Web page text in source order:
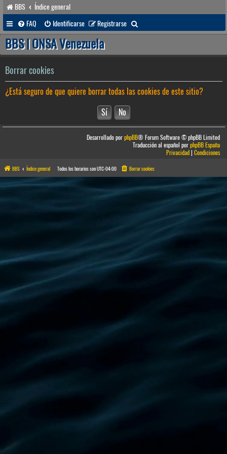
BBS
Índice general
FAQ
Identificarse Registrarse
u
a
r
BBS | ONSA Venezuela
Borrar cookies
¿Está seguro de que quiere borrar todas las cookies de este sitio?
Desarrollado porphpBB® Forum Software © phpBB Limited
Traducción al español porphpBB España
Privacidad|Condiciones
BBS Índice general Todos los horarios sonUTC-04:00 Borrar cookies